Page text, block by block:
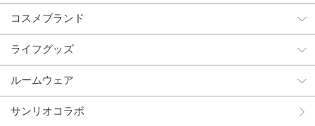
コスメブランド
ライフグッズ
ルームウェア
サンリオコラボ